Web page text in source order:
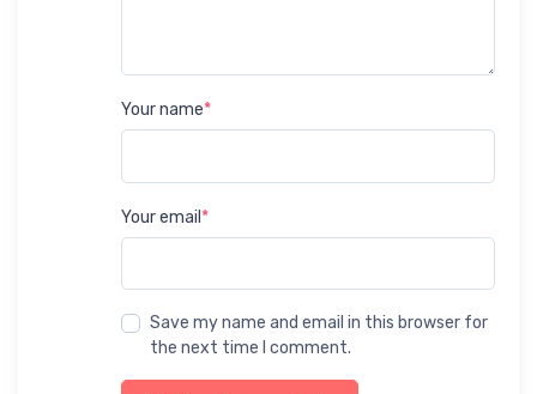
Your name*
Your email *
Save my name and email in this browser for
the next time I comment.